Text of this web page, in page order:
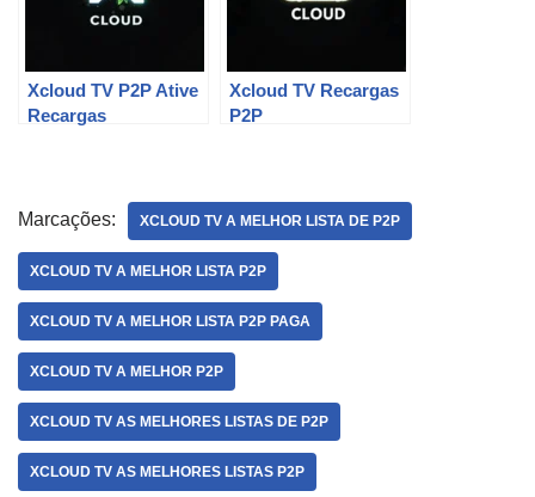
Xcloud TV P2P Ative
Recargas
Xcloud TV Recargas
P2P
Marcações: XCLOUD TV A MELHOR LISTA DE P2P
XCLOUD TV A MELHOR LISTA P2P
XCLOUD TV A MELHOR LISTA P2P PAGA
XCLOUD TV A MELHOR P2P
XCLOUD TV AS MELHORES LISTAS DE P2P
XCLOUD TV AS MELHORES LISTAS P2P